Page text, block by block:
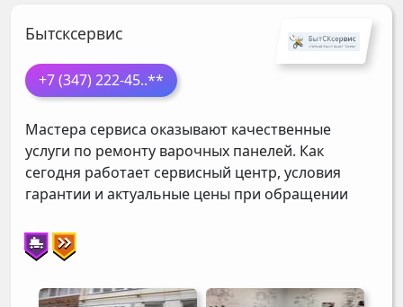
Бытсксервис
+7 (347) 222-45..**
Мастера сервиса оказывают качественные
услуги по ремонту варочных панелей. Как
сегодня работает сервисный центр, условия
гарантии и актуальные цены при обращении